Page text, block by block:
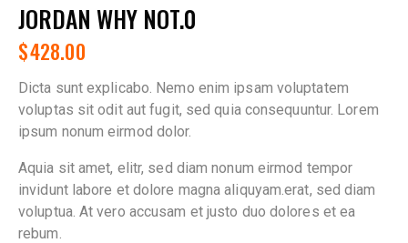
JORDAN WHY NOT.0
$428.00
Dicta sunt explicabo. Nemo enim ipsam voluptatem
voluptas sit odit aut fugit, sed quia consequuntur. Lorem
ipsum nonum eirmod dolor.
Aquia sit amet, elitr, sed diam nonum eirmod tempor
invidunt labore et dolore magna aliquyam.erat, sed diam
voluptua. At vero accusam et justo duo dolores et ea
rebum.